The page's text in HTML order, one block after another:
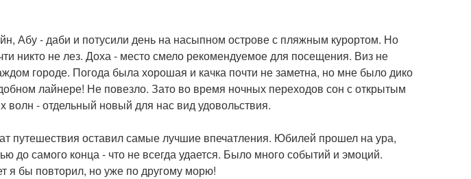
Абу - даби и потусили день на насыпном острове с пляжным курортом. Но
никто не лез. Доха - место смело рекомендуемое для посещения. Виз не
городе. Погода была хорошая и качка почти не заметна, но мне было дико
лайнере! Не повезло. Зато во время ночных переходов сон с открытым
- отдельный новый для нас вид удовольствия.
путешествия оставил самые лучшие впечатления. Юбилей прошел на ура,
до самого конца - что не всегда удается. Было много событий и эмоций.
я бы повторил, но уже по другому морю!